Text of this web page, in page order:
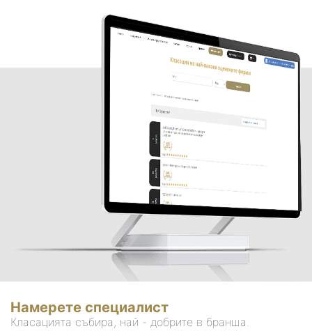
Намерете специалист
Класацията събира, най - добрите в бранша.